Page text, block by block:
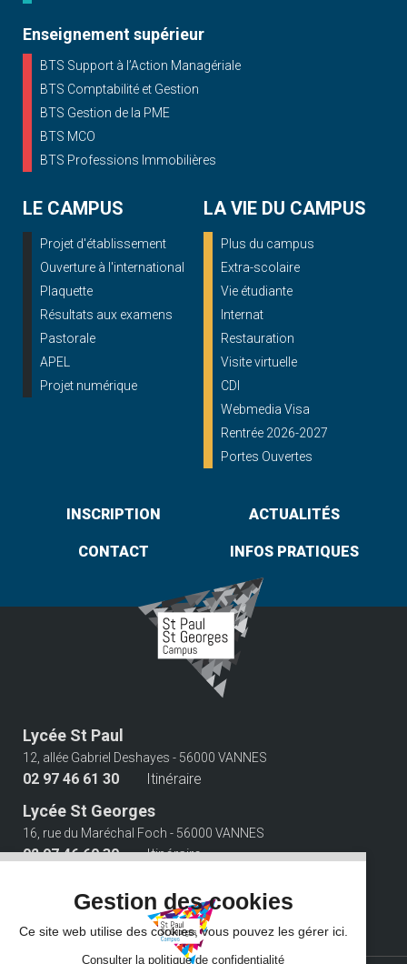
Enseignement supérieur
BTS Support à l’Action Managériale
BTS Comptabilité et Gestion
BTS Gestion de la PME
BTS MCO
BTS Professions Immobilières
LE CAMPUS
Projet d'établissement
Ouverture à l'international
Plaquette
Résultats aux examens
Pastorale
APEL
Projet numérique
LA VIE DU CAMPUS
Plus du campus
Extra-scolaire
Vie étudiante
Internat
Restauration
Visite virtuelle
CDI
Webmedia Visa
Rentrée 2026-2027
Portes Ouvertes
INSCRIPTION ACTUALITÉS
CONTACT INFOS PRATIQUES
Lycée St Paul
12, allée Gabriel Deshayes - 56000 VANNES
02 97 46 61 30 Itinéraire
Lycée St Georges
16, rue du Maréchal Foch - 56000 VANNES
02 97 46 60 30 Itinéraire
Gestion des cookies
Ce site web utilise des cookies, vous pouvez les gérer ici.
Consulter la politique de confidentialité